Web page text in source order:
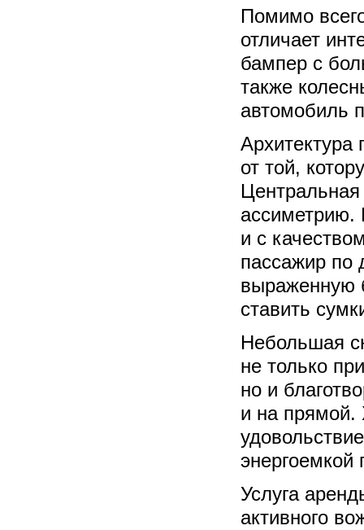
Помимо
отличает
бампер с
также
автомобиль
Архитектура
от той,
ассиметрию.
и с
пассажир по
выраженную
ставить
Небольшая
не только
но и
и на прямой.
энергоемкой
Услуга
активного